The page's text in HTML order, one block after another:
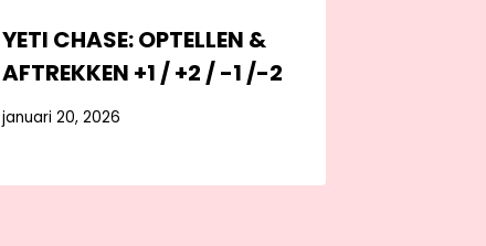
YETI CHASE: OPTELLEN &
AFTREKKEN +1 / +2 / -1 /-2
januari 20, 2026